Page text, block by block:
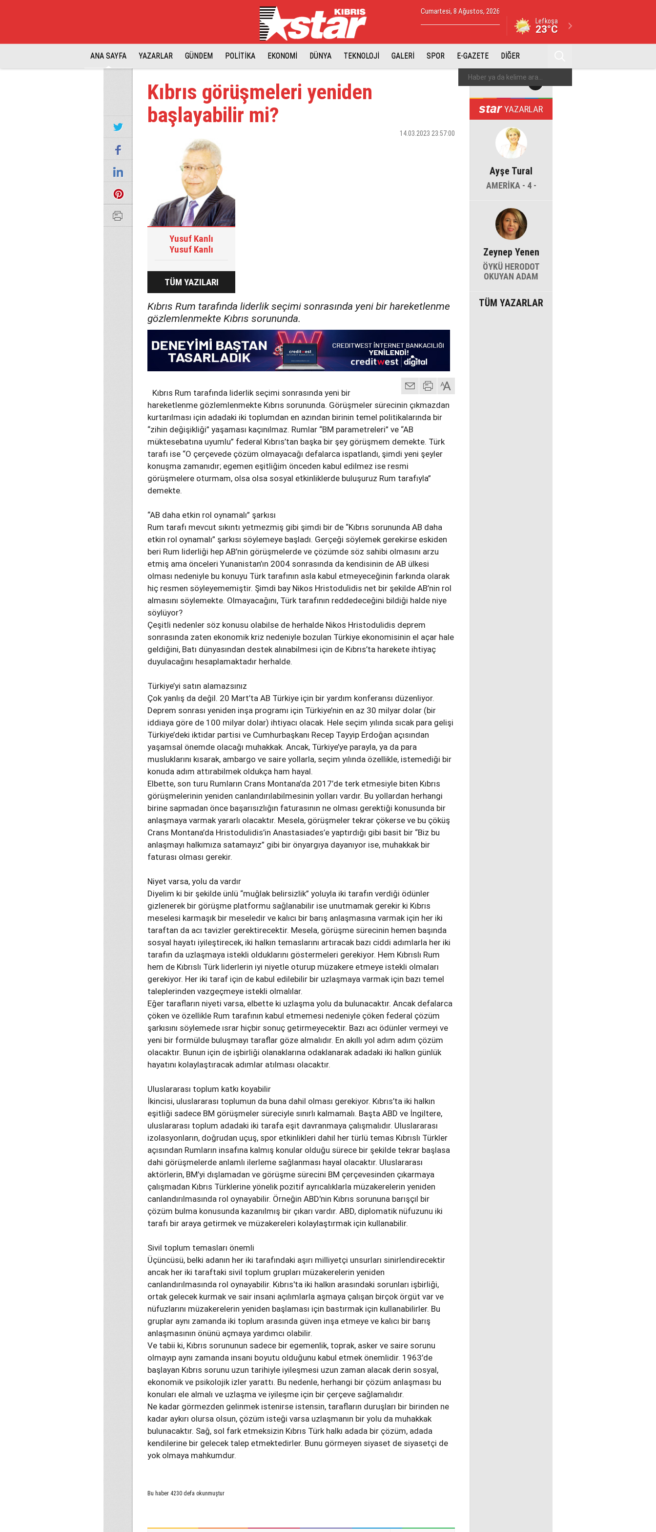
Cumartesi, 8 Ağustos, 2026
Lefkoşa
23°C
ANA SAYFA YAZARLAR GÜNDEM POLİTİKA EKONOMİ DÜNYA TEKNOLOJİ GALERİ SPOR E-GAZETE DİĞER
Kıbrıs görüşmeleri yeniden
başlayabilir mi?
14.03.2023 23:57:00
Yusuf Kanlı
Yusuf Kanlı
TÜM YAZILARI
Kıbrıs Rum tarafında liderlik seçimi sonrasında yeni bir hareketlenme
gözlemlenmekte Kıbrıs sorununda.
Kıbrıs Rum tarafında liderlik seçimi sonrasında yeni bir
hareketlenme gözlemlenmekte Kıbrıs sorununda. Görüşmeler sürecinin çıkmazdan
kurtarılması için adadaki iki toplumdan en azından birinin temel politikalarında bir
“zihin değişikliği” yaşaması kaçınılmaz. Rumlar “BM parametreleri” ve “AB
müktesebatına uyumlu” federal Kıbrıs’tan başka bir şey görüşmem demekte. Türk
tarafı ise “O çerçevede çözüm olmayacağı defalarca ispatlandı, şimdi yeni şeyler
konuşma zamanıdır; egemen eşitliğim önceden kabul edilmez ise resmi
görüşmelere oturmam, olsa olsa sosyal etkinliklerde buluşuruz Rum tarafıyla”
demekte.
“AB daha etkin rol oynamalı” şarkısı
Rum tarafı mevcut sıkıntı yetmezmiş gibi şimdi bir de “Kıbrıs sorununda AB daha
etkin rol oynamalı” şarkısı söylemeye başladı. Gerçeği söylemek gerekirse eskiden
beri Rum liderliği hep AB’nin görüşmelerde ve çözümde söz sahibi olmasını arzu
etmiş ama önceleri Yunanistan’ın 2004 sonrasında da kendisinin de AB ülkesi
olması nedeniyle bu konuyu Türk tarafının asla kabul etmeyeceğinin farkında olarak
hiç resmen söyleyememiştir. Şimdi bay Nikos Hristodulidis net bir şekilde AB’nin rol
almasını söylemekte. Olmayacağını, Türk tarafının reddedeceğini bildiği halde niye
söylüyor?
Çeşitli nedenler söz konusu olabilse de herhalde Nikos Hristodulidis deprem
sonrasında zaten ekonomik kriz nedeniyle bozulan Türkiye ekonomisinin el açar hale
geldiğini, Batı dünyasından destek alınabilmesi için de Kıbrıs’ta harekete ihtiyaç
duyulacağını hesaplamaktadır herhalde.
Türkiye’yi satın alamazsınız
Çok yanlış da değil. 20 Mart’ta AB Türkiye için bir yardım konferansı düzenliyor.
Deprem sonrası yeniden inşa programı için Türkiye’nin en az 30 milyar dolar (bir
iddiaya göre de 100 milyar dolar) ihtiyacı olacak. Hele seçim yılında sıcak para gelişi
Türkiye’deki iktidar partisi ve Cumhurbaşkanı Recep Tayyip Erdoğan açısından
yaşamsal önemde olacağı muhakkak. Ancak, Türkiye’ye parayla, ya da para
musluklarını kısarak, ambargo ve saire yollarla, seçim yılında özellikle, istemediği bir
konuda adım attırabilmek oldukça ham hayal.
Elbette, son turu Rumların Crans Montana’da 2017’de terk etmesiyle biten Kıbrıs
görüşmelerinin yeniden canlandırılabilmesinin yolları vardır. Bu yollardan herhangi
birine sapmadan önce başarısızlığın faturasının ne olması gerektiği konusunda bir
anlaşmaya varmak yararlı olacaktır. Mesela, görüşmeler tekrar çökerse ve bu çöküş
Crans Montana’da Hristodulidis’in Anastasiades’e yaptırdığı gibi basit bir “Biz bu
anlaşmayı halkımıza satamayız” gibi bir önyargıya dayanıyor ise, muhakkak bir
faturası olması gerekir.
Niyet varsa, yolu da vardır
Diyelim ki bir şekilde ünlü “muğlak belirsizlik” yoluyla iki tarafın verdiği ödünler
gizlenerek bir görüşme platformu sağlanabilir ise unutmamak gerekir ki Kıbrıs
meselesi karmaşık bir meseledir ve kalıcı bir barış anlaşmasına varmak için her iki
taraftan da acı tavizler gerektirecektir. Mesela, görüşme sürecinin hemen başında
sosyal hayatı iyileştirecek, iki halkın temaslarını artıracak bazı ciddi adımlarla her iki
tarafın da uzlaşmaya istekli olduklarını göstermeleri gerekiyor. Hem Kıbrıslı Rum
hem de Kıbrıslı Türk liderlerin iyi niyetle oturup müzakere etmeye istekli olmaları
gerekiyor. Her iki taraf için de kabul edilebilir bir uzlaşmaya varmak için bazı temel
taleplerinden vazgeçmeye istekli olmalılar.
Eğer tarafların niyeti varsa, elbette ki uzlaşma yolu da bulunacaktır. Ancak defalarca
çöken ve özellikle Rum tarafının kabul etmemesi nedeniyle çöken federal çözüm
şarkısını söylemede ısrar hiçbir sonuç getirmeyecektir. Bazı acı ödünler vermeyi ve
yeni bir formülde buluşmayı taraflar göze almalıdır. En akıllı yol adım adım çözüm
olacaktır. Bunun için de işbirliği olanaklarına odaklanarak adadaki iki halkın günlük
hayatını kolaylaştıracak adımlar atılması olacaktır.
Uluslararası toplum katkı koyabilir
İkincisi, uluslararası toplumun da buna dahil olması gerekiyor. Kıbrıs’ta iki halkın
eşitliği sadece BM görüşmeler süreciyle sınırlı kalmamalı. Başta ABD ve İngiltere,
uluslararası toplum adadaki iki tarafa eşit davranmaya çalışmalıdır. Uluslararası
izolasyonların, doğrudan uçuş, spor etkinlikleri dahil her türlü temas Kıbrıslı Türkler
açısından Rumların insafına kalmış konular olduğu sürece bir şekilde tekrar başlasa
dahi görüşmelerde anlamlı ilerleme sağlanması hayal olacaktır. Uluslararası
aktörlerin, BM’yi dışlamadan ve görüşme sürecini BM çerçevesinden çıkarmaya
çalışmadan Kıbrıs Türklerine yönelik pozitif ayrıcalıklarla müzakerelerin yeniden
canlandırılmasında rol oynayabilir. Örneğin ABD'nin Kıbrıs sorununa barışçıl bir
çözüm bulma konusunda kazanılmış bir çıkarı vardır. ABD, diplomatik nüfuzunu iki
tarafı bir araya getirmek ve müzakereleri kolaylaştırmak için kullanabilir.
Sivil toplum temasları önemli
Üçüncüsü, belki adanın her iki tarafındaki aşırı milliyetçi unsurları sinirlendirecektir
ancak her iki taraftaki sivil toplum grupları müzakerelerin yeniden
canlandırılmasında rol oynayabilir. Kıbrıs'ta iki halkın arasındaki sorunları işbirliği,
ortak gelecek kurmak ve sair insani açılımlarla aşmaya çalışan birçok örgüt var ve
nüfuzlarını müzakerelerin yeniden başlaması için bastırmak için kullanabilirler. Bu
gruplar aynı zamanda iki toplum arasında güven inşa etmeye ve kalıcı bir barış
anlaşmasının önünü açmaya yardımcı olabilir.
Ve tabii ki, Kıbrıs sorununun sadece bir egemenlik, toprak, asker ve saire sorunu
olmayıp aynı zamanda insani boyutu olduğunu kabul etmek önemlidir. 1963’de
başlayan Kıbrıs sorunu uzun tarihiyle iyileşmesi uzun zaman alacak derin sosyal,
ekonomik ve psikolojik izler yarattı. Bu nedenle, herhangi bir çözüm anlaşması bu
konuları ele almalı ve uzlaşma ve iyileşme için bir çerçeve sağlamalıdır.
Ne kadar görmezden gelinmek istenirse istensin, tarafların duruşları bir birinden ne
kadar aykırı olursa olsun, çözüm isteği varsa uzlaşmanın bir yolu da muhakkak
bulunacaktır. Sağ, sol fark etmeksizin Kıbrıs Türk halkı adada bir çözüm, adada
kendilerine bir gelecek talep etmektedirler. Bunu görmeyen siyaset de siyasetçi de
yok olmaya mahkumdur.
Bu haber 4230 defa okunmuştur
YAZARLAR
Ayşe Tural
AMERİKA - 4 -
Zeynep Yenen
ÖYKÜ HERODOT
OKUYAN ADAM
TÜM YAZARLAR